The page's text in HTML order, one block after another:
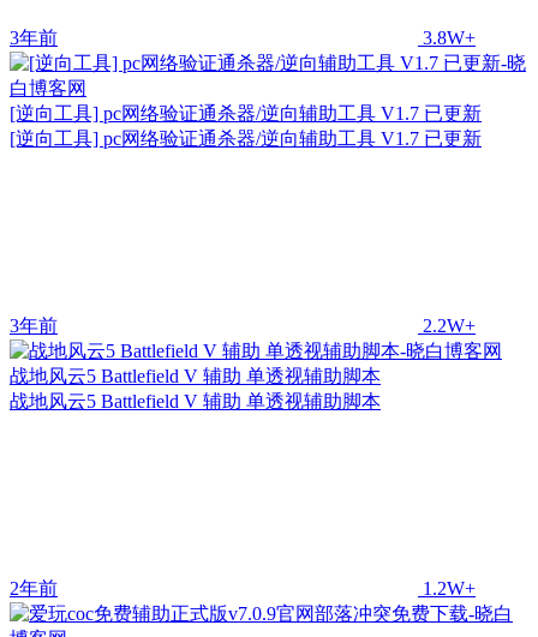
3年前 3.8W+
[逆向工具] pc网络验证通杀器/逆向辅助工具 V1.7 已更新
[逆向工具] pc网络验证通杀器/逆向辅助工具 V1.7 已更新
3年前 2.2W+
战地风云5 Battlefield V 辅助 单透视辅助脚本
战地风云5 Battlefield V 辅助 单透视辅助脚本
2年前 1.2W+